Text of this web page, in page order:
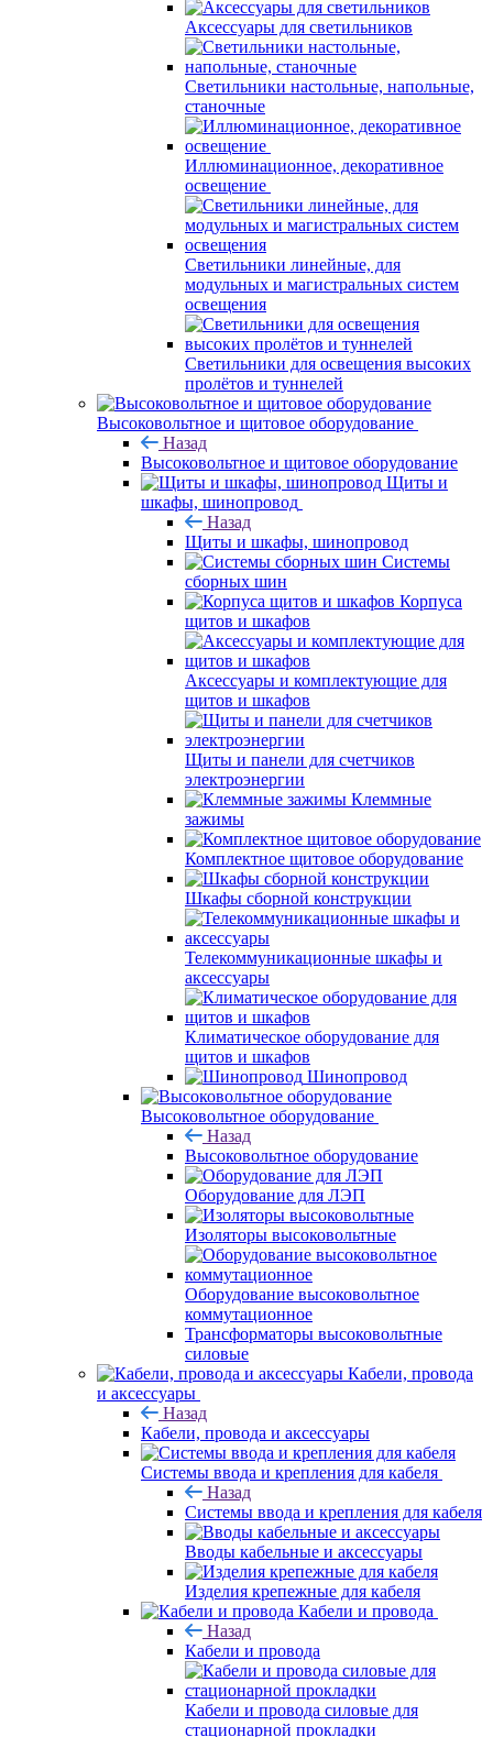
Аксессуары для светильников
Светильники настольные, напольные,
станочные
Иллюминационное, декоративное
освещение
Светильники линейные, для
модульных и магистральных систем
освещения
Светильники для освещения высоких
пролётов и туннелей
Высоковольтное и щитовое оборудование
Назад
Высоковольтное и щитовое оборудование
Щиты и
шкафы, шинопровод
Назад
Щиты и шкафы, шинопровод
Системы
сборных шин
Корпуса
щитов и шкафов
Аксессуары и комплектующие для
щитов и шкафов
Щиты и панели для счетчиков
электроэнергии
Клеммные
зажимы
Комплектное щитовое оборудование
Шкафы сборной конструкции
Телекоммуникационные шкафы и
аксессуары
Климатическое оборудование для
щитов и шкафов
Шинопровод
Высоковольтное оборудование
Назад
Высоковольтное оборудование
Оборудование для ЛЭП
Изоляторы высоковольтные
Оборудование высоковольтное
коммутационное
Трансформаторы высоковольтные
силовые
Кабели, провода
и аксессуары
Назад
Кабели, провода и аксессуары
Системы ввода и крепления для кабеля
Назад
Системы ввода и крепления для кабеля
Вводы кабельные и аксессуары
Изделия крепежные для кабеля
Кабели и провода
Назад
Кабели и провода
Кабели и провода силовые для
стационарной прокладки